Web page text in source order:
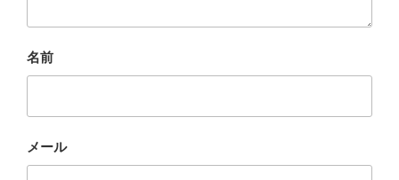
名前
メール